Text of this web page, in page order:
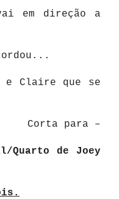
em direção a
e Claire que se
Corta para –
Quarto de Joey